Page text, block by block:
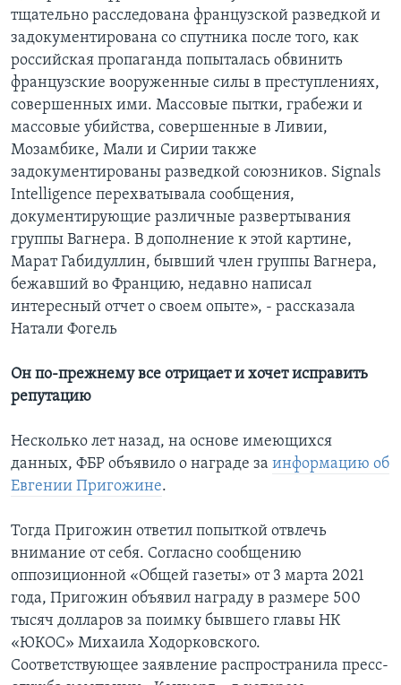
тщательно расследована французской разведкой и
задокументирована со спутника после того, как
российская пропаганда попыталась обвинить
французские вооруженные силы в преступлениях,
совершенных ими. Массовые пытки, грабежи и
массовые убийства, совершенные в Ливии,
Мозамбике, Мали и Сирии также
задокументированы разведкой союзников. Signals
Intelligence перехватывала сообщения,
документирующие различные развертывания
группы Вагнера. В дополнение к этой картине,
Марат Габидуллин, бывший член группы Вагнера,
бежавший во Францию, недавно написал
интересный отчет о своем опыте», - рассказала
Натали Фогель
Он по-прежнему все отрицает и хочет исправить
репутацию
Несколько лет назад, на основе имеющихся
данных, ФБР объявило о награде за информацию об
Евгении Пригожине.
Тогда Пригожин ответил попыткой отвлечь
внимание от себя. Согласно сообщению
оппозиционной «Общей газеты» от 3 марта 2021
года, Пригожин объявил награду в размере 500
тысяч долларов за поимку бывшего главы НК
«ЮКОС» Михаила Ходорковского.
Соответствующее заявление распространила пресс-